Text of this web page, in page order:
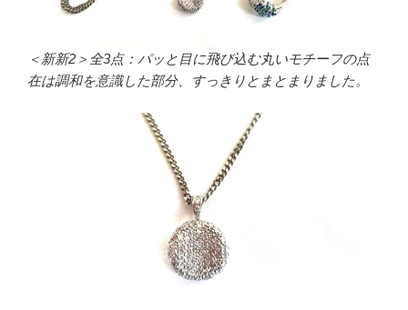
＜新新2＞全3点：パッと目に飛び込む丸いモチーフの点
在は調和を意識した部分、すっきりとまとまりました。